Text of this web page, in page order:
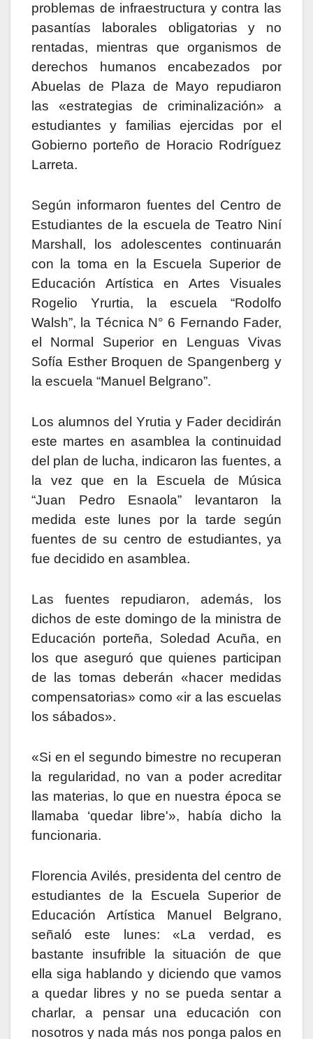
problemas de infraestructura y contra las
pasantías laborales obligatorias y no
rentadas, mientras que organismos de
derechos humanos encabezados por
Abuelas de Plaza de Mayo repudiaron
las «estrategias de criminalización» a
estudiantes y familias ejercidas por el
Gobierno porteño de Horacio Rodríguez
Larreta.
Según informaron fuentes del Centro de
Estudiantes de la escuela de Teatro Niní
Marshall, los adolescentes continuarán
con la toma en la Escuela Superior de
Educación Artística en Artes Visuales
Rogelio Yrurtia, la escuela “Rodolfo
Walsh”, la Técnica N° 6 Fernando Fader,
el Normal Superior en Lenguas Vivas
Sofía Esther Broquen de Spangenberg y
la escuela “Manuel Belgrano”.
Los alumnos del Yrutia y Fader decidirán
este martes en asamblea la continuidad
del plan de lucha, indicaron las fuentes, a
la vez que en la Escuela de Música
“Juan Pedro Esnaola” levantaron la
medida este lunes por la tarde según
fuentes de su centro de estudiantes, ya
fue decidido en asamblea.
Las fuentes repudiaron, además, los
dichos de este domingo de la ministra de
Educación porteña, Soledad Acuña, en
los que aseguró que quienes participan
de las tomas deberán «hacer medidas
compensatorias» como «ir a las escuelas
los sábados».
«Si en el segundo bimestre no recuperan
la regularidad, no van a poder acreditar
las materias, lo que en nuestra época se
llamaba ‘quedar libre'», había dicho la
funcionaria.
Florencia Avilés, presidenta del centro de
estudiantes de la Escuela Superior de
Educación Artística Manuel Belgrano,
señaló este lunes: «La verdad, es
bastante insufrible la situación de que
ella siga hablando y diciendo que vamos
a quedar libres y no se pueda sentar a
charlar, a pensar una educación con
nosotros y nada más nos ponga palos en